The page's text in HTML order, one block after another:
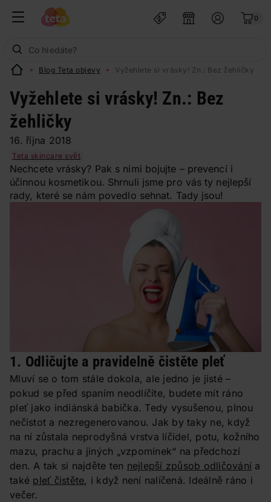
0
Blog Teta objevy Vyžehlete si vrásky! Zn.: Bez žehličky
Vyžehlete si vrásky! Zn.: Bez
žehličky
16. října 2018
Teta skincare svět
Nechcete vrásky? Pak s nimi bojujte – prevencí i
účinnou kosmetikou. Shrnuli jsme pro vás ty nejlepší
rady, které se nám povedlo sehnat. Tady jsou!
1. Odličujte a pravidelně čistěte pleť
Mluví se o tom stále dokola, ale jedno je jisté –
pokud se před spaním neodlíčíte, budete mít ráno
pleť jako indiánská babička. Tedy vysušenou, plnou
nečistot a nezregenerovanou. Jak by taky ne, když
na ní zůstala neprodyšná vrstva líčidel, potu, kožního
mazu, prachu a jiných „vzpomínek“ na předchozí
den. A tak si najděte ten nejlepší způsob odličování a
také pleť čistěte, i když není nalíčená. Ideálně ráno i
večer.